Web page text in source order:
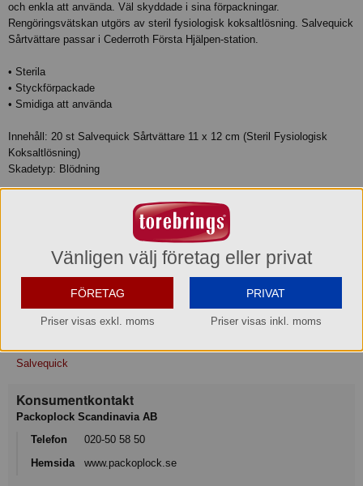
och enkla att använda. Väl skyddade i sina förpackningar.
Rengöringsvätskan utgörs av steril fysiologisk koksaltlösning. Salvequick
Sårtvättare passar i Cederroth Första Hjälpen-station.
• Sterila
• Styckförpackade
• Smidiga att använda
Innehåll: 20 st Salvequick Sårtvättare 11 x 12 cm (Steril Fysiologisk
Koksaltlösning)
Skadetyp: Blödning
Tillagningsstatus: Ej tillagad
Basmängdeklaration:
Max-/Mintemperatur: /°C
Varumärke
Salvequick
Konsumentkontakt
Packoplock Scandinavia AB
Telefon
020-50 58 50
Hemsida
www.packoplock.se
Vänligen välj företag eller privat
FÖRETAG
Priser visas exkl. moms
PRIVAT
Priser visas inkl. moms